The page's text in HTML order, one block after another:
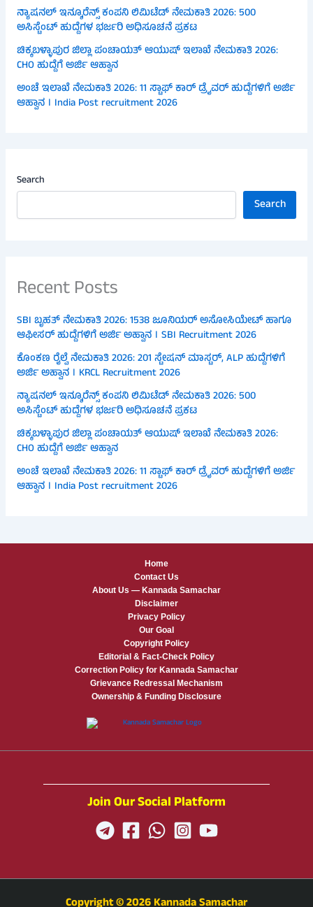
ನ್ಯಾಷನಲ್ ಇನ್ಶೂರೆನ್ಸ್ ಕಂಪನಿ ಲಿಮಿಟೆಡ್ ನೇಮಕಾತಿ 2026: 500
ಅಸಿಸ್ಟೆಂಟ್ ಹುದ್ದೆಗಳ ಭರ್ಜರಿ ಅಧಿಸೂಚನೆ ಪ್ರಕಟ
ಚಿಕ್ಕಬಳ್ಳಾಪುರ ಜಿಲ್ಲಾ ಪಂಚಾಯತ್ ಆಯುಷ್ ಇಲಾಖೆ ನೇಮಕಾತಿ 2026:
CHO ಹುದ್ದೆಗೆ ಅರ್ಜಿ ಆಹ್ವಾನ
ಅಂಚೆ ಇಲಾಖೆ ನೇಮಕಾತಿ 2026: 11 ಸ್ಟಾಫ್ ಕಾರ್ ಡ್ರೈವರ್ ಹುದ್ದೆಗಳಿಗೆ ಅರ್ಜಿ
ಆಹ್ವಾನ । India Post recruitment 2026
Search
Search
Recent Posts
SBI ಬೃಹತ್ ನೇಮಕಾತಿ 2026: 1538 ಜೂನಿಯರ್ ಅಸೋಸಿಯೇಟ್ ಹಾಗೂ
ಆಫೀಸರ್ ಹುದ್ದೆಗಳಿಗೆ ಅರ್ಜಿ ಅಹ್ವಾನ । SBI Recruitment 2026
ಕೊಂಕಣ ರೈಲ್ವೆ ನೇಮಕಾತಿ 2026: 201 ಸ್ಟೇಷನ್ ಮಾಸ್ಟರ್, ALP ಹುದ್ದೆಗಳಿಗೆ
ಅರ್ಜಿ ಅಹ್ವಾನ । KRCL Recruitment 2026
ನ್ಯಾಷನಲ್ ಇನ್ಶೂರೆನ್ಸ್ ಕಂಪನಿ ಲಿಮಿಟೆಡ್ ನೇಮಕಾತಿ 2026: 500
ಅಸಿಸ್ಟೆಂಟ್ ಹುದ್ದೆಗಳ ಭರ್ಜರಿ ಅಧಿಸೂಚನೆ ಪ್ರಕಟ
ಚಿಕ್ಕಬಳ್ಳಾಪುರ ಜಿಲ್ಲಾ ಪಂಚಾಯತ್ ಆಯುಷ್ ಇಲಾಖೆ ನೇಮಕಾತಿ 2026:
CHO ಹುದ್ದೆಗೆ ಅರ್ಜಿ ಆಹ್ವಾನ
ಅಂಚೆ ಇಲಾಖೆ ನೇಮಕಾತಿ 2026: 11 ಸ್ಟಾಫ್ ಕಾರ್ ಡ್ರೈವರ್ ಹುದ್ದೆಗಳಿಗೆ ಅರ್ಜಿ
ಆಹ್ವಾನ । India Post recruitment 2026
Home
Contact Us
About Us — Kannada Samachar
Disclaimer
Privacy Policy
Our Goal
Copyright Policy
Editorial & Fact-Check Policy
Correction Policy for Kannada Samachar
Grievance Redressal Mechanism
Ownership & Funding Disclosure
Join Our Social Platform